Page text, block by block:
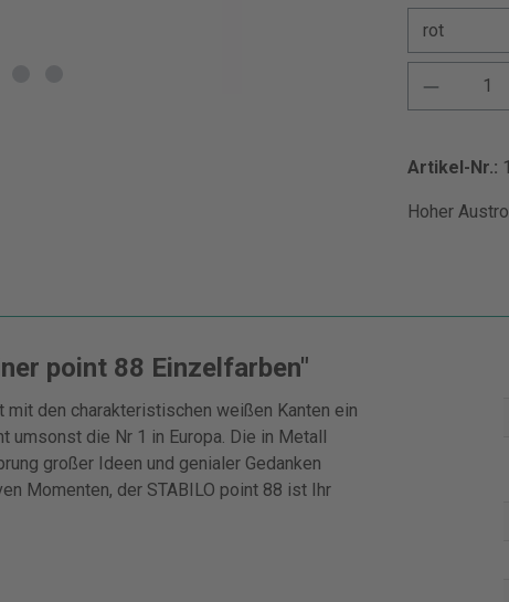
Artikel-Nr.:
Hoher
point 88 Einzelfarben"
den charakteristischen weißen Kanten ein
umsonst die Nr 1 in Europa. Die in Metall
großer Ideen und genialer Gedanken
Momenten, der STABILO point 88 ist Ihr